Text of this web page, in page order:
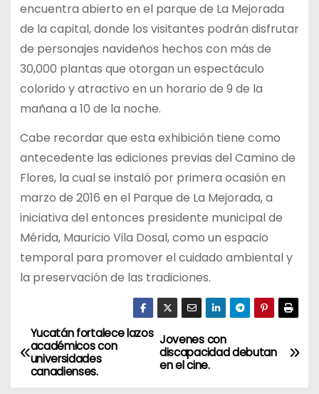
encuentra abierto en el parque de La Mejorada
de la capital, donde los visitantes podrán disfrutar
de personajes navideños hechos con más de
30,000 plantas que otorgan un espectáculo
colorido y atractivo en un horario de 9 de la
mañana a 10 de la noche.
Cabe recordar que esta exhibición tiene como
antecedente las ediciones previas del Camino de
Flores, la cual se instaló por primera ocasión en
marzo de 2016 en el Parque de La Mejorada, a
iniciativa del entonces presidente municipal de
Mérida, Mauricio Vila Dosal, como un espacio
temporal para promover el cuidado ambiental y
la preservación de las tradiciones.
N
a
Jovenes con
discapacidad debutan
en el cine.
Yucatán fortalece lazos
académicos con
universidades
canadienses.